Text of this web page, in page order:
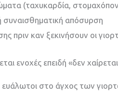
(ταχυκαρδία,
συναισθηματική απόσυρση
πριν καν ξεκινήσουν οι
ενοχές επειδή «δεν
ευάλωτοι στο άγχος των